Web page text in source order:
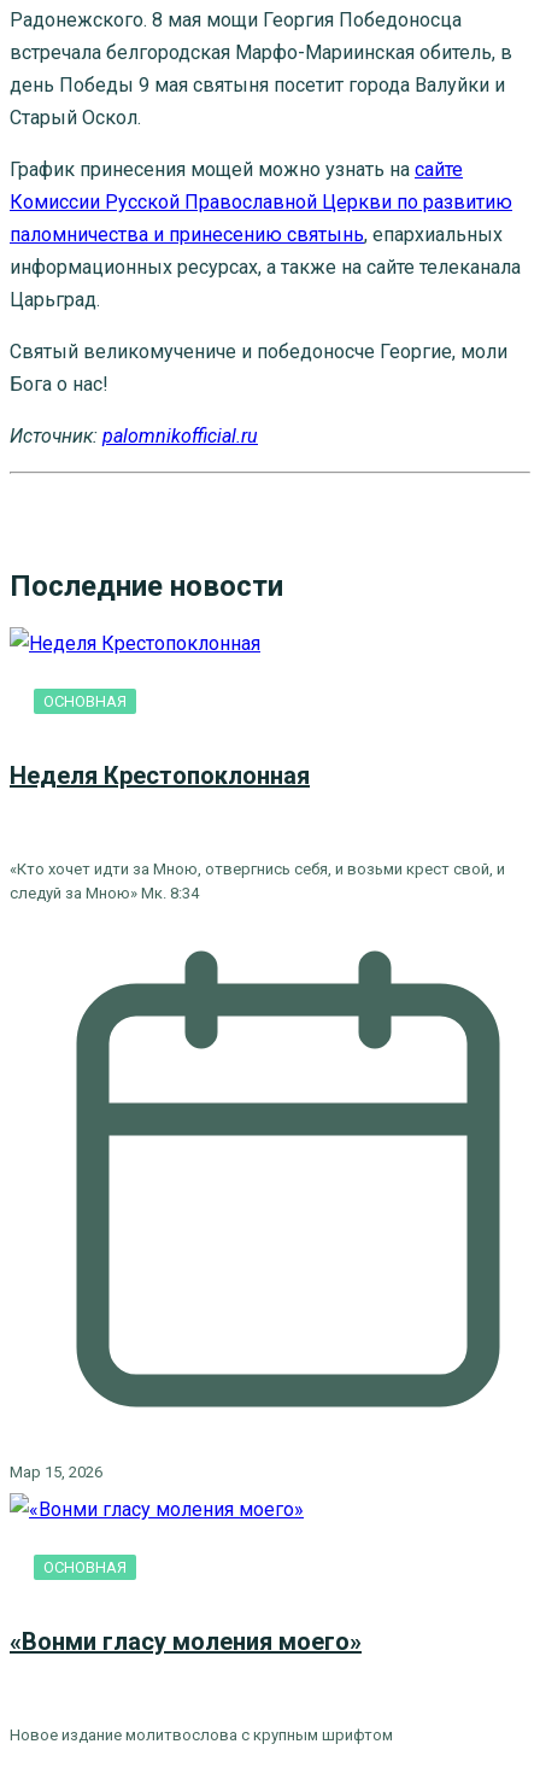
Радонежского. 8 мая мощи Георгия Победоносца
встречала белгородская Марфо-Мариинская обитель, в
день Победы 9 мая святыня посетит города Валуйки и
Старый Оскол.
График принесения мощей можно узнать на сайте
Комиссии Русской Православной Церкви по развитию
паломничества и принесению святынь, епархиальных
информационных ресурсах, а также на сайте телеканала
Царьград.
Святый великомучениче и победоносче Георгие, моли
Бога о нас!
Источник: palomnikofficial.ru
Последние новости
ОСНОВНАЯ
Неделя Крестопоклонная
«Кто хочет идти за Мною, отвергнись себя, и возьми крест свой, и
следуй за Мною» Мк. 8:34
Мар 15, 2026
ОСНОВНАЯ
«Вонми гласу моления моего»
Новое издание молитвослова с крупным шрифтом